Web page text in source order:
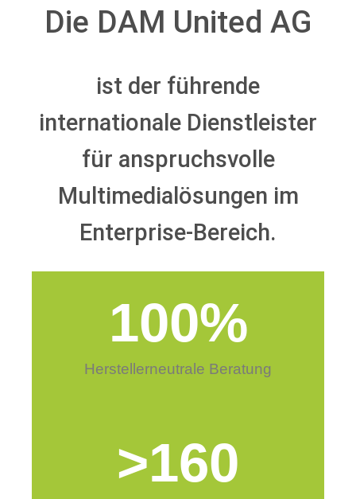
Die DAM United AG
ist der führende
internationale Dienstleister
für anspruchsvolle
Multimedialösungen im
Enterprise-Bereich.
Herstellerneutrale Beratung
100%
>160